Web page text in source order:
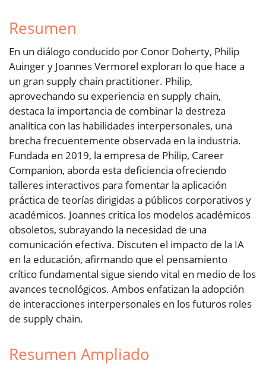
Resumen
En un diálogo conducido por Conor Doherty, Philip
Auinger y Joannes Vermorel exploran lo que hace a
un gran supply chain practitioner. Philip,
aprovechando su experiencia en supply chain,
destaca la importancia de combinar la destreza
analítica con las habilidades interpersonales, una
brecha frecuentemente observada en la industria.
Fundada en 2019, la empresa de Philip, Career
Companion, aborda esta deficiencia ofreciendo
talleres interactivos para fomentar la aplicación
práctica de teorías dirigidas a públicos corporativos y
académicos. Joannes critica los modelos académicos
obsoletos, subrayando la necesidad de una
comunicación efectiva. Discuten el impacto de la IA
en la educación, afirmando que el pensamiento
crítico fundamental sigue siendo vital en medio de los
avances tecnológicos. Ambos enfatizan la adopción
de interacciones interpersonales en los futuros roles
de supply chain.
Resumen Ampliado